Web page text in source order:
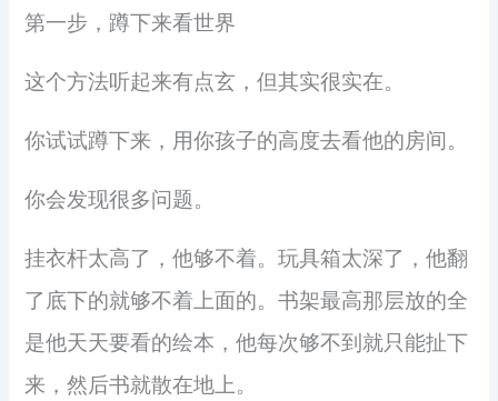
第一步，蹲下来看世界
这个方法听起来有点玄，但其实很实在。
你试试蹲下来，用你孩子的高度去看他的房间。
你会发现很多问题。
挂衣杆太高了，他够不着。玩具箱太深了，他翻
了底下的就够不着上面的。书架最高那层放的全
是他天天要看的绘本，他每次够不到就只能扯下
来，然后书就散在地上。